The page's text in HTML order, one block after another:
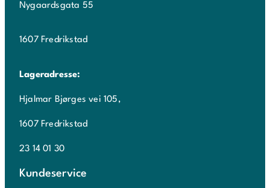
Nygaardsgata 55
1607 Fredrikstad
Lageradresse:
Hjalmar Bjørges vei 105,
1607 Fredrikstad
23 14 01 30
Kundeservice